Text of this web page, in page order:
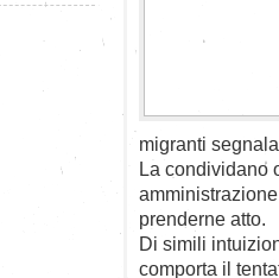
migranti
La condividano
prenderne atto.
Di simili
comporta il